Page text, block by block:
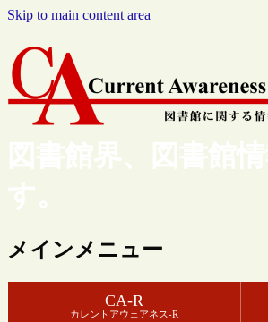
Skip to main content area
図書館界、図書館
す。
メインメニュー
CA-R
カレントアウェアネス-R